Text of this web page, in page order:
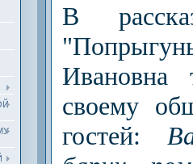
В
Ивановна
своему
гостей: